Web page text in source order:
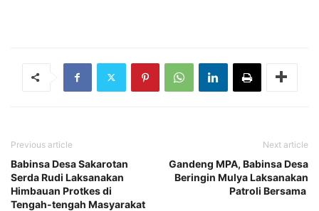
Previous article
Babinsa Desa Sakarotan
Serda Rudi Laksanakan
Himbauan Protkes di
Tengah-tengah Masyarakat
Next article
Gandeng MPA, Babinsa Desa
Beringin Mulya Laksanakan
Patroli Bersama